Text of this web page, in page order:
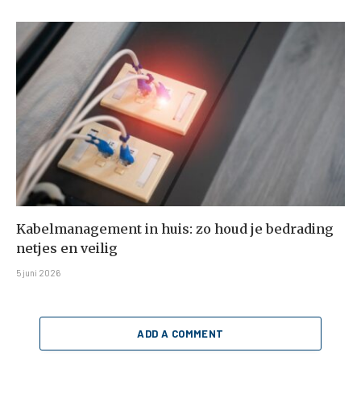
Kabelmanagement in huis: zo houd je bedrading
netjes en veilig
5 juni 2026
ADD A COMMENT